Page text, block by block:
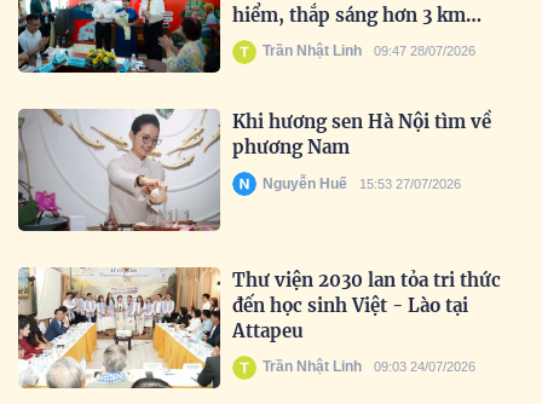
hiểm, thắp sáng hơn 3 km
đường biên
Trần Nhật Linh 09:47 28/07/2026
Khi hương sen Hà Nội tìm về
phương Nam
Nguyễn Huế 15:53 27/07/2026
Thư viện 2030 lan tỏa tri thức
đến học sinh Việt - Lào tại
Attapeu
Trần Nhật Linh 09:03 24/07/2026